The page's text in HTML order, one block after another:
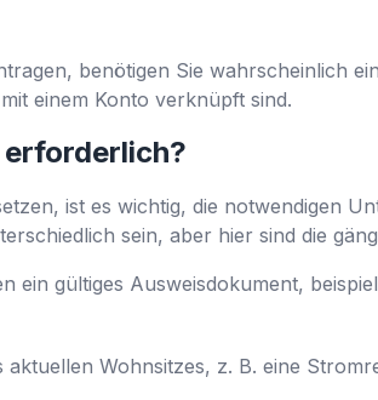
benötigen Sie wahrscheinlich
einem Konto verknüpft sind.
ist es wichtig, die notwendigen
sein, aber hier sind die
ein gültiges Ausweisdokument,
aktuellen Wohnsitzes, z. B. eine